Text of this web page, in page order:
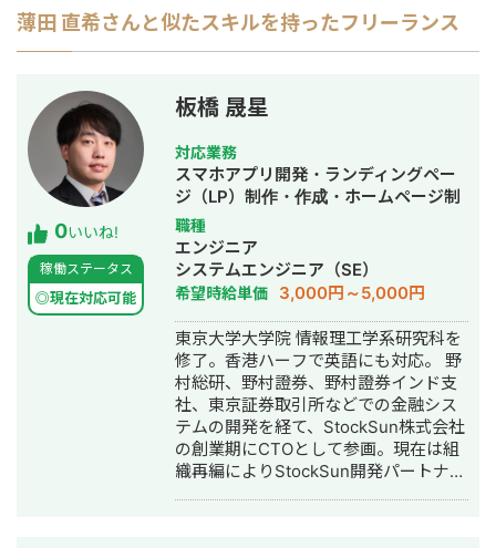
薄田 直希さんと似たスキルを持ったフリーランス
0いいね!
稼働ステータス
◎現在対応可能
板橋 晟星
対応業務
スマホアプリ開発・ランディングペー
ジ（LP）制作・作成・ホームページ制
作・作成・バナー制作・デザイン・漫
画制作・AI活用
職種
エンジニア
システムエンジニア（SE）
希望時給単価 3,000円～5,000円
東京大学大学院 情報理工学系研究科を
修了。香港ハーフで英語にも対応。 野
村総研、野村證券、野村證券インド支
社、東京証券取引所などでの金融シス
テムの開発を経て、StockSun株式会社
の創業期にCTOとして参画。現在は組
織再編によりStockSun開発パートナー